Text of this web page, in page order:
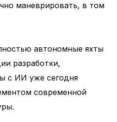
маневрировать, в том
автономные яхты
разработки,
с ИИ уже сегодня
современной